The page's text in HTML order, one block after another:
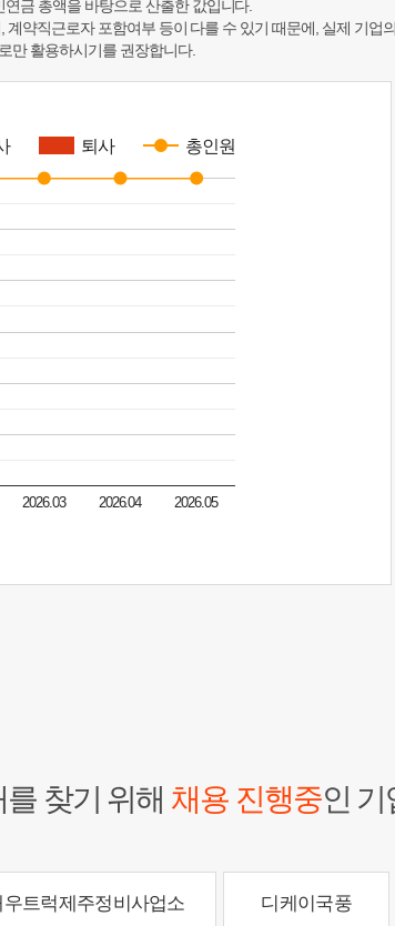
금 총액을 바탕으로 산출한 값입니다.
약직근로자 포함여부 등이 다를 수 있기 때문에, 실제 기업
만 활용하시기를 권장합니다.
퇴사 총인원
2026.03 2026.04 2026.05
찾기 위해 채용 진행중인 기
우트럭제주정비사업소 디케이국풍